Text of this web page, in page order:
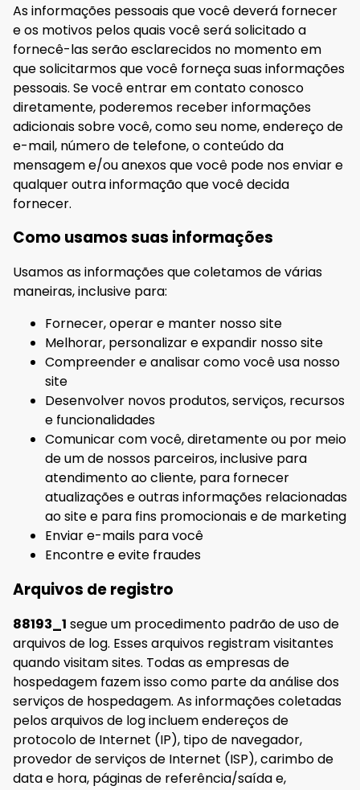
As informações pessoais que você deverá fornecer
e os motivos pelos quais você será solicitado a
fornecê-las serão esclarecidos no momento em
que solicitarmos que você forneça suas informações
pessoais. Se você entrar em contato conosco
diretamente, poderemos receber informações
adicionais sobre você, como seu nome, endereço de
e-mail, número de telefone, o conteúdo da
mensagem e/ou anexos que você pode nos enviar e
qualquer outra informação que você decida
fornecer.
Como usamos suas informações
Usamos as informações que coletamos de várias
maneiras, inclusive para:
Fornecer, operar e manter nosso site
Melhorar, personalizar e expandir nosso site
Compreender e analisar como você usa nosso
site
Desenvolver novos produtos, serviços, recursos
e funcionalidades
Comunicar com você, diretamente ou por meio
de um de nossos parceiros, inclusive para
atendimento ao cliente, para fornecer
atualizações e outras informações relacionadas
ao site e para fins promocionais e de marketing
Enviar e-mails para você
Encontre e evite fraudes
Arquivos de registro
88193_1 segue um procedimento padrão de uso de
arquivos de log. Esses arquivos registram visitantes
quando visitam sites. Todas as empresas de
hospedagem fazem isso como parte da análise dos
serviços de hospedagem. As informações coletadas
pelos arquivos de log incluem endereços de
protocolo de Internet (IP), tipo de navegador,
provedor de serviços de Internet (ISP), carimbo de
data e hora, páginas de referência/saída e,